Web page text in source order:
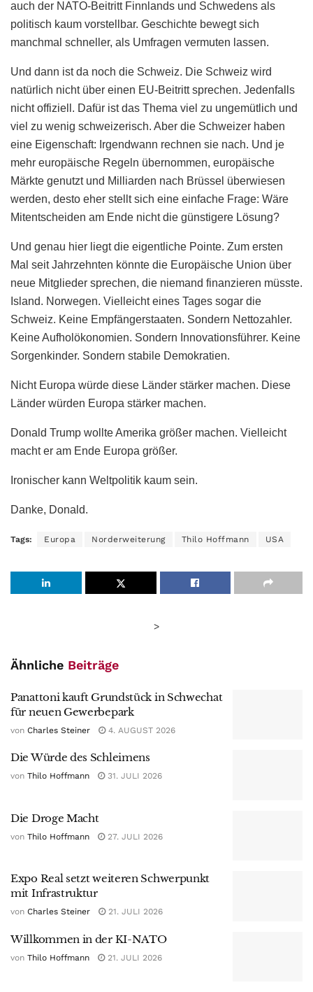
auch der NATO-Beitritt Finnlands und Schwedens als
politisch kaum vorstellbar. Geschichte bewegt sich
manchmal schneller, als Umfragen vermuten lassen.
Und dann ist da noch die Schweiz. Die Schweiz wird
natürlich nicht über einen EU-Beitritt sprechen. Jedenfalls
nicht offiziell. Dafür ist das Thema viel zu ungemütlich und
viel zu wenig schweizerisch. Aber die Schweizer haben
eine Eigenschaft: Irgendwann rechnen sie nach. Und je
mehr europäische Regeln übernommen, europäische
Märkte genutzt und Milliarden nach Brüssel überwiesen
werden, desto eher stellt sich eine einfache Frage: Wäre
Mitentscheiden am Ende nicht die günstigere Lösung?
Und genau hier liegt die eigentliche Pointe. Zum ersten
Mal seit Jahrzehnten könnte die Europäische Union über
neue Mitglieder sprechen, die niemand finanzieren müsste.
Island. Norwegen. Vielleicht eines Tages sogar die
Schweiz. Keine Empfängerstaaten. Sondern Nettozahler.
Keine Aufholökonomien. Sondern Innovationsführer. Keine
Sorgenkinder. Sondern stabile Demokratien.
Nicht Europa würde diese Länder stärker machen. Diese
Länder würden Europa stärker machen.
Donald Trump wollte Amerika größer machen. Vielleicht
macht er am Ende Europa größer.
Ironischer kann Weltpolitik kaum sein.
Danke, Donald.
Tags: Europa Norderweiterung Thilo Hoffmann USA
>
Ähnliche Beiträge
Panattoni kauft Grundstück in Schwechat
für neuen Gewerbepark
von Charles Steiner 4. AUGUST 2026
Die Würde des Schleimens
von Thilo Hoffmann 31. JULI 2026
Die Droge Macht
von Thilo Hoffmann 27. JULI 2026
Expo Real setzt weiteren Schwerpunkt
mit Infrastruktur
von Charles Steiner 21. JULI 2026
Willkommen in der KI-NATO
von Thilo Hoffmann 21. JULI 2026